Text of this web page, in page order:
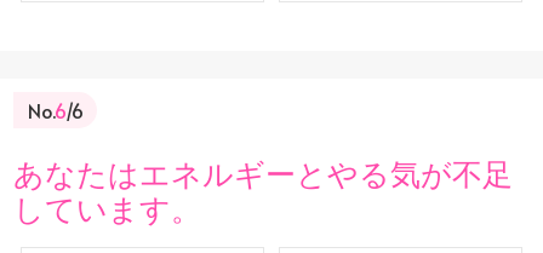
No.6/6
あなたはエネルギーとやる気が不足
しています。